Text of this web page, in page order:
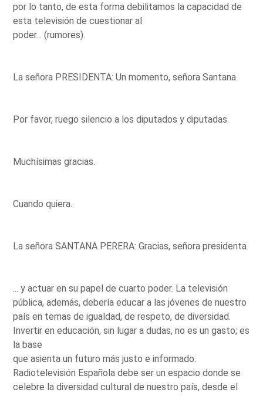
por lo tanto, de esta forma debilitamos la capacidad de
esta televisión de cuestionar al
poder... (rumores).
La señora PRESIDENTA: Un momento, señora Santana.
Por favor, ruego silencio a los diputados y diputadas.
Muchísimas gracias.
Cuando quiera.
La señora SANTANA PERERA: Gracias, señora presidenta.
... y actuar en su papel de cuarto poder. La televisión
pública, además, debería educar a las jóvenes de nuestro
país en temas de igualdad, de respeto, de diversidad.
Invertir en educación, sin lugar a dudas, no es un gasto; es
la base
que asienta un futuro más justo e informado.
Radiotelevisión Española debe ser un espacio donde se
celebre la diversidad cultural de nuestro país, desde el